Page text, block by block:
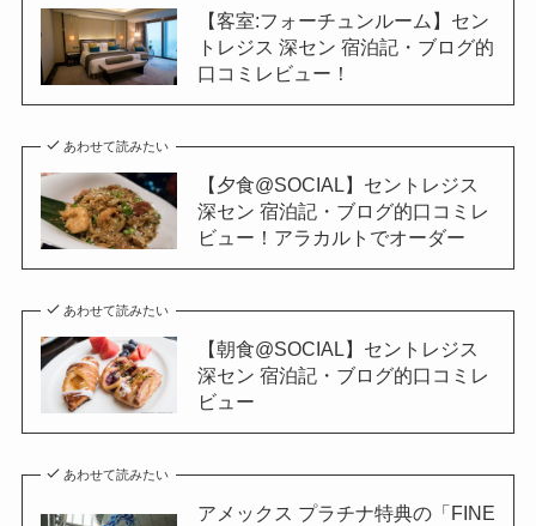
【客室:フォーチュンルーム】セン
トレジス 深セン 宿泊記・ブログ的
口コミレビュー！
あわせて読みたい
【夕食@SOCIAL】セントレジス
深セン 宿泊記・ブログ的口コミレ
ビュー！アラカルトでオーダー
あわせて読みたい
【朝食@SOCIAL】セントレジス
深セン 宿泊記・ブログ的口コミレ
ビュー
あわせて読みたい
アメックス プラチナ特典の「FINE